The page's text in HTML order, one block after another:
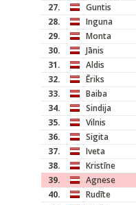
27.
Guntis
28.
Inguna
29.
Monta
30.
Jānis
31.
Aldis
32.
Ēriks
33.
Baiba
34.
Sindija
35.
Vilnis
36.
Sigita
37.
Iveta
38.
Kristīne
39.
Agnese
40.
Rudīte